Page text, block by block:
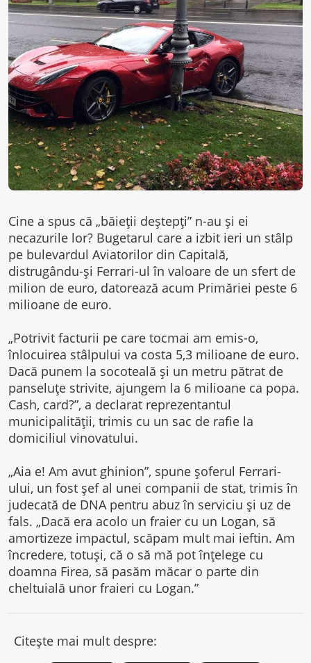
Cine a spus că „băieţii deştepţi” n-au şi ei
necazurile lor? Bugetarul care a izbit ieri un stâlp
pe bulevardul Aviatorilor din Capitală,
distrugându-şi Ferrari-ul în valoare de un sfert de
milion de euro, datorează acum Primăriei peste 6
milioane de euro.
„Potrivit facturii pe care tocmai am emis-o,
înlocuirea stâlpului va costa 5,3 milioane de euro.
Dacă punem la socoteală şi un metru pătrat de
panseluţe strivite, ajungem la 6 milioane ca popa.
Cash, card?”, a declarat reprezentantul
municipalităţii, trimis cu un sac de rafie la
domiciliul vinovatului.
„Aia e! Am avut ghinion”, spune şoferul Ferrari-
ului, un fost şef al unei companii de stat, trimis în
judecată de DNA pentru abuz în serviciu şi uz de
fals. „Dacă era acolo un fraier cu un Logan, să
amortizeze impactul, scăpam mult mai ieftin. Am
încredere, totuşi, că o să mă pot înţelege cu
doamna Firea, să pasăm măcar o parte din
cheltuială unor fraieri cu Logan.”
Citește mai mult despre: